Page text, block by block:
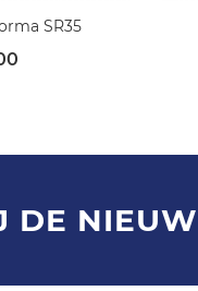
SR35
DE